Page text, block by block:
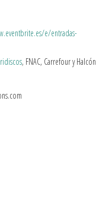
e/entradas-
, FNAC, Carrefour y Halcón